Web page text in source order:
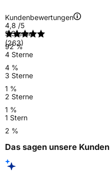
Kundenbewertungen
4,8 /5
(263)
5 Sterne
92 %
4 Sterne
4 %
3 Sterne
1 %
2 Sterne
1 %
1 Stern
2 %
Das sagen unsere Kunden